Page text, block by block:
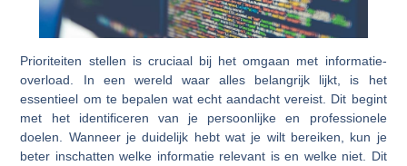
Prioriteiten stellen is cruciaal bij het omgaan met informatie-
overload. In een wereld waar alles belangrijk lijkt, is het
essentieel om te bepalen wat echt aandacht vereist. Dit begint
met het identificeren van je persoonlijke en professionele
doelen. Wanneer je duidelijk hebt wat je wilt bereiken, kun je
beter inschatten welke informatie relevant is en welke niet. Dit